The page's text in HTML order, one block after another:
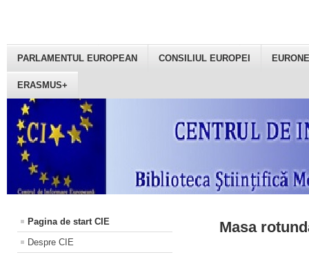
PARLAMENTUL EUROPEAN CONSILIUL EUROPEI
ERASMUS+
Pagina de start CIE
Despre CIE
Masa